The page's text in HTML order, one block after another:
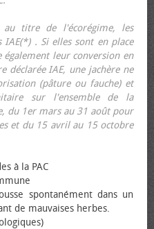
titre de l'écorégime, les
IAE(*) . Si elles sont en place
également leur conversion en
déclarée IAE, une jachère ne
(pâture ou fauche) et
sur l'ensemble de la
du 1er mars au 31 août pour
et du 15 avril au 15 octobre
à la PAC
spontanément dans un
de mauvaises herbes.